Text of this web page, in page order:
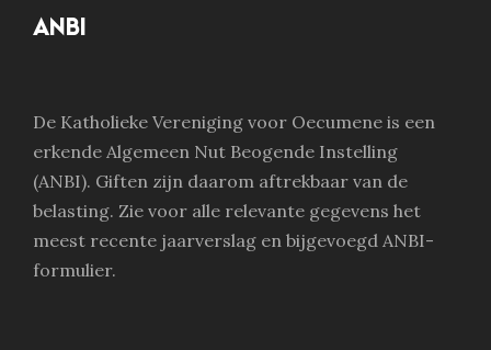
ANBI
De Katholieke Vereniging voor Oecumene is een
erkende Algemeen Nut Beogende Instelling
(ANBI). Giften zijn daarom aftrekbaar van de
belasting. Zie voor alle relevante gegevens het
meest recente jaarverslag en bijgevoegd ANBI-
formulier.